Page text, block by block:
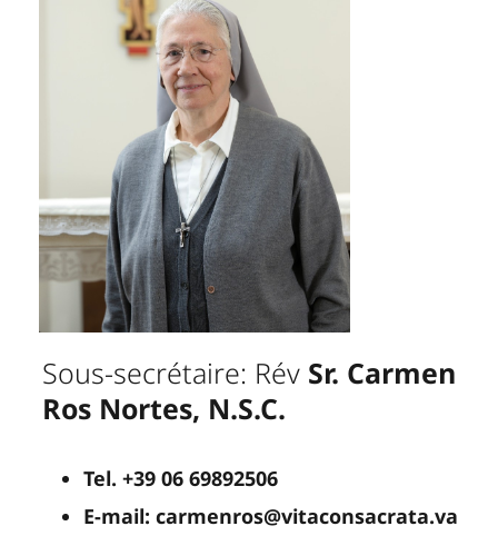
Sous-secrétaire: Rév Sr. Carmen
Ros Nortes, N.S.C.
Tel. +39 06 69892506
E-mail: carmenros@vitaconsacrata.va